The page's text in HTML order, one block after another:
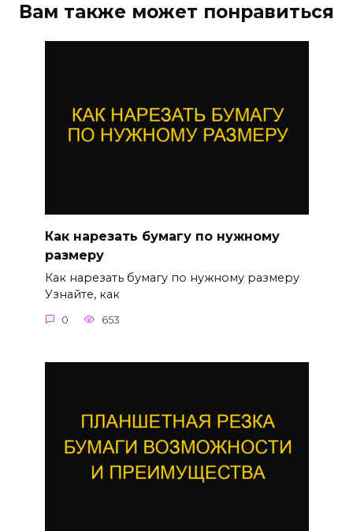
Вам также может понравиться
Как нарезать бумагу по нужному
размеру
Как нарезать бумагу по нужному размеру
Узнайте, как
0 653